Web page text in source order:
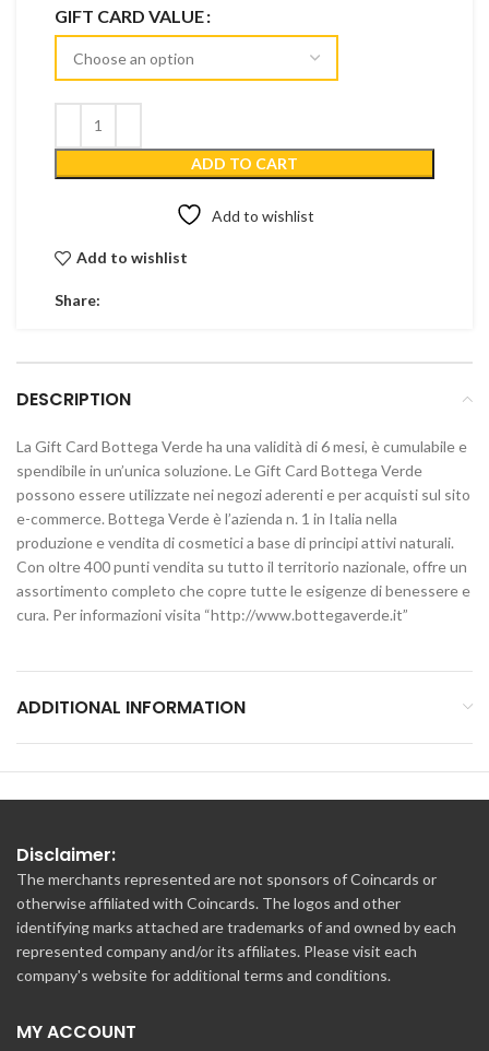
GIFT CARD VALUE
ADD TO CART
Add to wishlist
Add to wishlist
Share:
DESCRIPTION
La Gift Card Bottega Verde ha una validità di 6 mesi, è cumulabile e
spendibile in un’unica soluzione. Le Gift Card Bottega Verde
possono essere utilizzate nei negozi aderenti e per acquisti sul sito
e-commerce. Bottega Verde è l’azienda n. 1 in Italia nella
produzione e vendita di cosmetici a base di principi attivi naturali.
Con oltre 400 punti vendita su tutto il territorio nazionale, offre un
assortimento completo che copre tutte le esigenze di benessere e
cura. Per informazioni visita “http://www.bottegaverde.it”
ADDITIONAL INFORMATION
Disclaimer:
The merchants represented are not sponsors of Coincards or
otherwise affiliated with Coincards. The logos and other
identifying marks attached are trademarks of and owned by each
represented company and/or its affiliates. Please visit each
company's website for additional terms and conditions.
MY ACCOUNT